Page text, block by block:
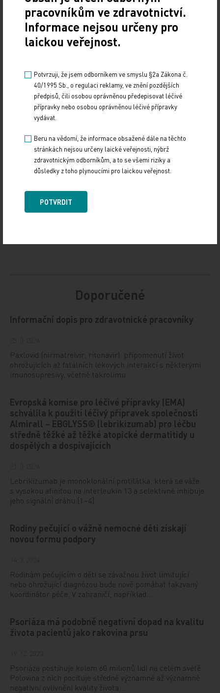
by výše úhrady odrážela i kvalitu služeb
jednotlivých poskytovatelů.
S úctou
Za Radu SAS MUDr. Zorjan Jojko, předseda
Zdroj: SAS
Doporučené
Informační dopis pro zdravotnické pracovníky
Paxlovid (nirmatrelvir; ritonavir): připomenutí život
ohrožujících až fatálních lékových interakcí s některými
imunosupresivy, včetně takrolimu
Evropská komise pro léčivé přípravky (EMA)
schválila k použití léčivý přípravek společnosti
Almirall – EBGLYSS® (lebrikizumab) pro léčbu
středně těžké až těžké atopické dermatitidy u
dospělých a dospívajících
Lebrikizumab je monoklonální protilátka, která se váže
s vysokou afinitou na interleukin 13 a selektivně inhibuje
jeho signální dráhu [1–4].
Rodiny pečující o vážně nemocné děti získají
novou formu podpory
Rodinám pečujícím o děti se závažnou život limitující
nebo ohrožující diagnózou bude nově pomáhat takzvaný
koordinátor péče. V zahraničí, například…
Psoriáza má podobně negativní dopad na kvalitu
života pacientů jako rakovina prsu
Psoriáza postihuje kolem 60 milionů lidí na celém světě.
Polovina z nich pociťuje středně významné až významné
negativní ovlivnění kvality života…
pracovníkům ve zdravotnictví.
Informace nejsou určeny pro
laickou veřejnost.
Potvrzuji, že jsem odborníkem ve smyslu §2a Zákona č.
40/1995 Sb., o regulaci reklamy, ve znění pozdějších
předpisů, čili osobou oprávněnou předepisovat léčivé
přípravky nebo osobou oprávněnou léčivé přípravky
vydávat.
Beru na vědomí, že informace obsažené dále na těchto
stránkách nejsou určeny laické veřejnosti, nýbrž
zdravotnickým odborníkům, a to se všemi riziky a
důsledky z toho plynoucími pro laickou veřejnost.
POTVRDIT